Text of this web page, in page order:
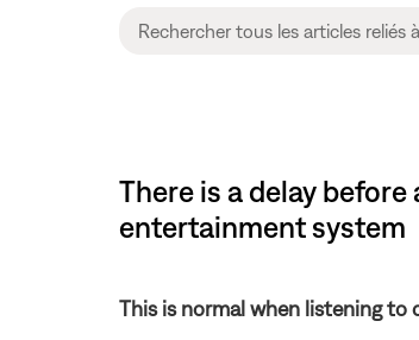
There is a delay
entertainment system
This is normal when listening to